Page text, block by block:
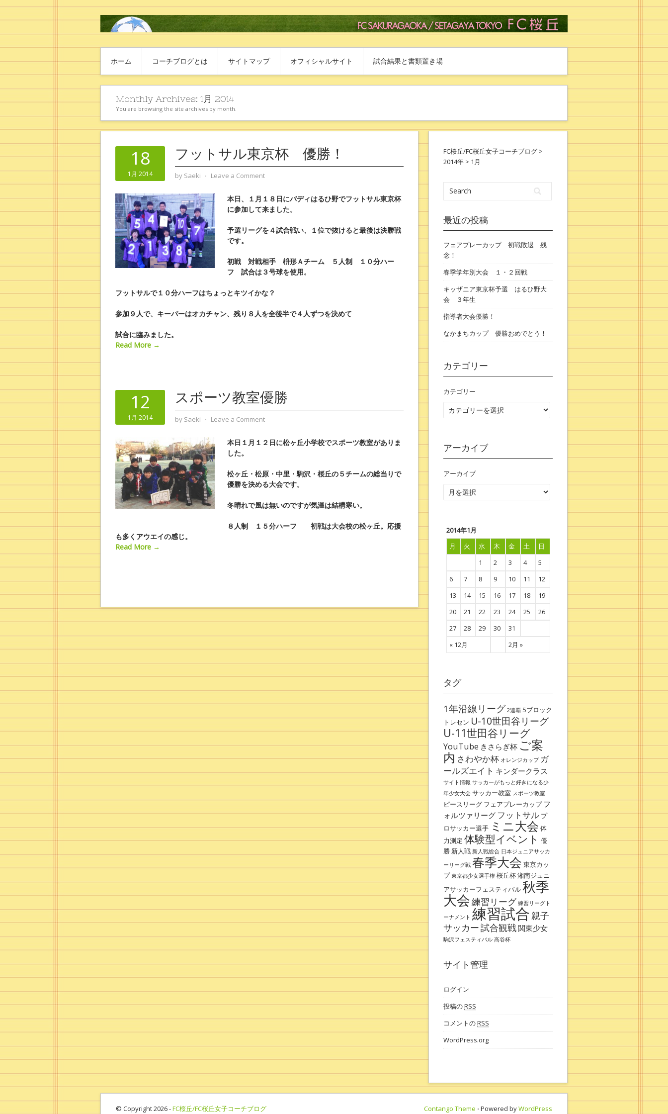
ホーム コーチブログとは サイトマップ オフィシャルサイト 試合結果と書類置き場
Monthly Archives: 1月 2014
You are browsing the site archives by month.
18
1月 2014
フットサル東京杯 優勝！
by Saeki ⋅ Leave a Comment
本日、１月１８日にバディはるひ野でフットサル東京杯
に参加して来ました。
予選リーグを４試合戦い、１位で抜けると最後は決勝戦
です。
初戦 対戦相手 枡形Ａチーム ５人制 １０分ハー
フ 試合は３号球を使用。
フットサルで１０分ハーフはちょっとキツイかな？
参加９人で、キーパーはオカチャン、残り８人を全後半で４人ずつを決めて
試合に臨みました。
Read More →
12
1月 2014
スポーツ教室優勝
by Saeki ⋅ Leave a Comment
本日１月１２日に松ヶ丘小学校でスポーツ教室がありま
した。
松ヶ丘・松原・中里・駒沢・桜丘の５チームの総当りで
優勝を決める大会です。
冬晴れで風は無いのですが気温は結構寒い。
８人制 １５分ハーフ 初戦は大会校の松ヶ丘。応援
も多くアウエイの感じ。
Read More →
FC桜丘/FC桜丘女子コーチブログ >
2014年 > 1月
最近の投稿
フェアプレーカップ 初戦敗退 残
念！
春季学年別大会 １・２回戦
キッザニア東京杯予選 はるひ野大
会 ３年生
指導者大会優勝！
なかまちカップ 優勝おめでとう！
カテゴリー
カテゴリー
アーカイブ
アーカイブ
2014年1月
月
火 水 木 金 土 日
« 12月 2月 »
1 2 3 4
5
6
7 8 9 10 11
12
13
14 15 16 17 18
19
20
21 22 23 24 25
26
27
28 29 30 31
タグ
1年沿線リーグ 2連覇 5ブロック
トレセン U-10世田谷リーグ
U-11世田谷リーグ
YouTube きさらぎ杯 ご案
内 さわやか杯 オレンジカップ ガ
ールズエイト キンダークラス
サイト情報 サッカーがもっと好きになる少
年少女大会 サッカー教室 スポーツ教室
ピースリーグ フェアプレーカップ フ
ォルツァリーグ フットサル プ
ロサッカー選手 ミニ大会 体
力測定 体験型イベント 優
勝 新人戦 新人戦総合 日本ジュニアサッカ
ーリーグ戦 春季大会 東京カッ
プ 東京都少女選手権 桜丘杯湘南ジュニ
アサッカーフェスティバル秋季
大会練習リーグ 練習リーグト
ーナメント 練習試合親子
サッカー試合観戦関東少女
駒沢フェスティバル 高谷杯
サイト管理
ログイン
投稿のRSS
コメントのRSS
WordPress.org
© Copyright 2026 -FC桜丘/FC桜丘女子コーチブログ Contango Theme ⋅ Powered byWordPress